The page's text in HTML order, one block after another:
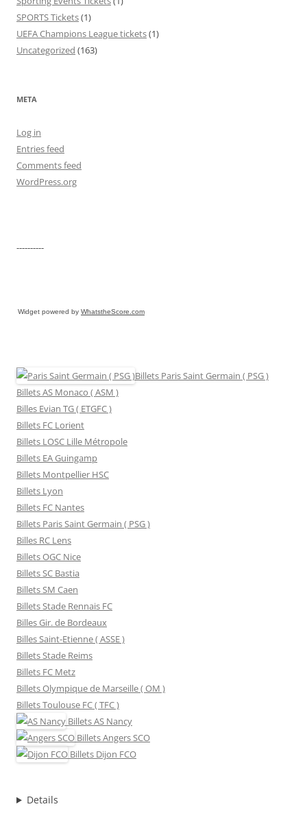
SPORTS Tickets(1)
UEFA Champions League tickets(1)
Uncategorized (163)
META
Log in
Entries feed
Comments feed
WordPress.org
----------
Widget powered by WhatstheScore.com
Billets Paris Saint Germain ( PSG )
Billets AS Monaco ( ASM )
Billes Evian TG ( ETGFC )
Billets FC Lorient
Billets LOSC Lille Métropole
Billets EA Guingamp
Billets Montpellier HSC
Billets Lyon
Billets FC Nantes
Billets Paris Saint Germain ( PSG )
Billes RC Lens
Billets OGC Nice
Billets SC Bastia
Billets SM Caen
Billets Stade Rennais FC
Billes Gir. de Bordeaux
Billes Saint-Etienne ( ASSE )
Billets Stade Reims
Billets FC Metz
Billets Olympique de Marseille ( OM )
Billets Toulouse FC ( TFC )
BilletsAS Nancy
BilletsAngers SCO
Billets Dijon FCO
Details